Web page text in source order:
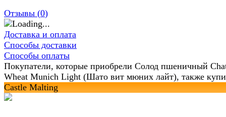
Отзывы (0)
Доставка и оплата
Способы доставки
Способы оплаты
Покупатели, которые приобрели Солод пшеничный
Wheat Munich Light (Шато вит мюних лайт), также
Castle Malting